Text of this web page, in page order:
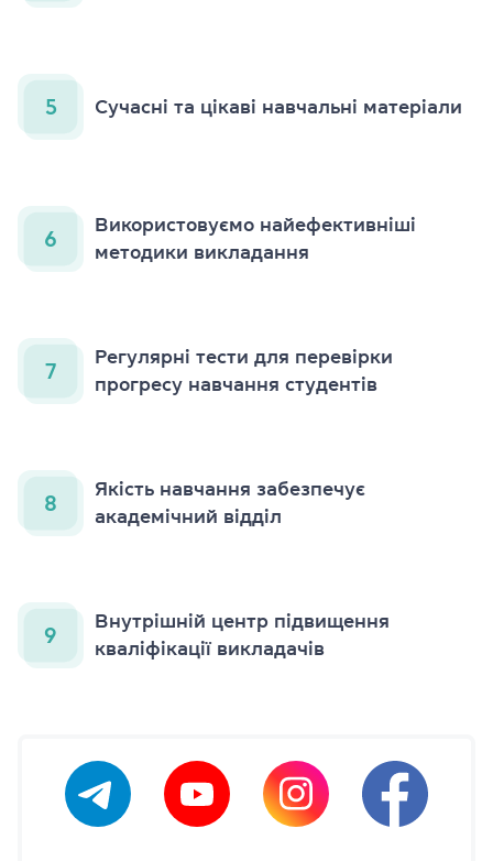
5 Сучасні та цікаві навчальні матеріали
6
Використовуємо найефективніші
методики викладання
7
Регулярні тести для перевірки
прогресу навчання студентів
8
Якість навчання забезпечує
академічний відділ
9
Внутрішній центр підвищення
кваліфікації викладачів